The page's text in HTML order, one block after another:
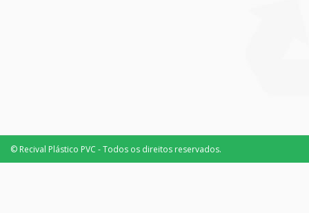
© Recival Plástico PVC - Todos os direitos reservados.